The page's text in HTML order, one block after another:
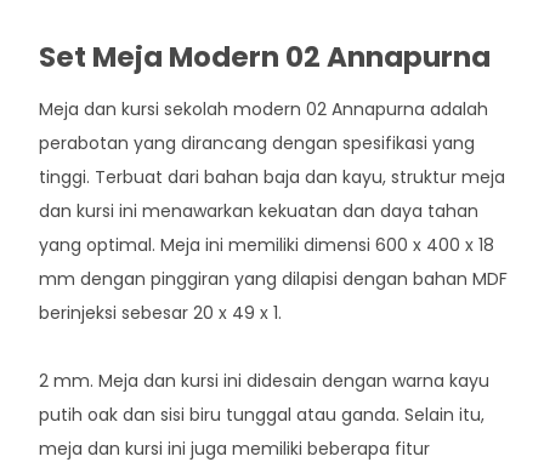
Set Meja Modern 02 Annapurna
Meja dan kursi sekolah modern 02 Annapurna adalah
perabotan yang dirancang dengan spesifikasi yang
tinggi. Terbuat dari bahan baja dan kayu, struktur meja
dan kursi ini menawarkan kekuatan dan daya tahan
yang optimal. Meja ini memiliki dimensi 600 x 400 x 18
mm dengan pinggiran yang dilapisi dengan bahan MDF
berinjeksi sebesar 20 x 49 x 1.
2 mm. Meja dan kursi ini didesain dengan warna kayu
putih oak dan sisi biru tunggal atau ganda. Selain itu,
meja dan kursi ini juga memiliki beberapa fitur